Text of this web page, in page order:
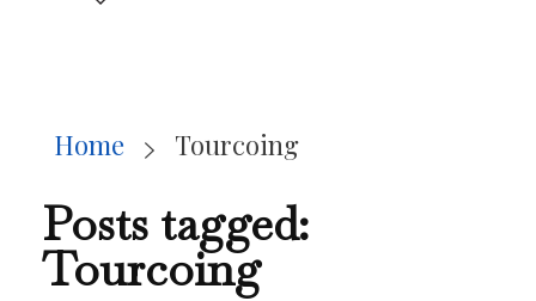
Home Tourcoing
Posts tagged:
Tourcoing